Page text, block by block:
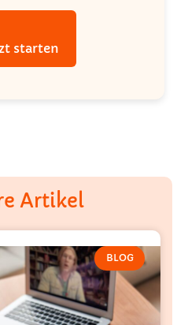
starten
Artikel
BLOG